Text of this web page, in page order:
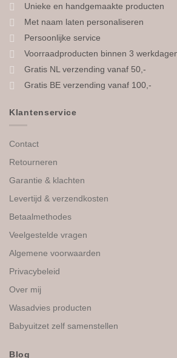
Unieke en handgemaakte producten
Met naam laten personaliseren
Persoonlijke service
Voorraadproducten binnen 3
Gratis NL verzending vanaf 50,-
Gratis BE verzending vanaf 100,-
Klantenservice
Contact
Retourneren
Garantie & klachten
Levertijd & verzendkosten
Betaalmethodes
Veelgestelde vragen
Algemene voorwaarden
Privacybeleid
Over mij
Wasadvies producten
Babyuitzet zelf samenstellen
Blog